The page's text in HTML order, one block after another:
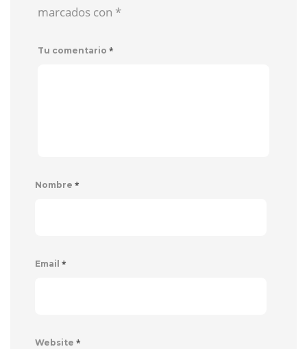
marcados con *
Tu comentario *
Nombre *
Email *
Website *